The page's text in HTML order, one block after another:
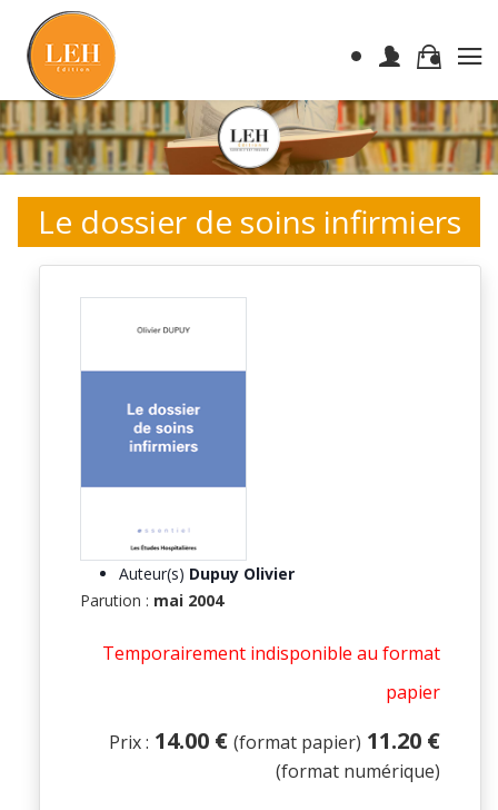
Le dossier de soins infirmiers
Auteur(s) Dupuy Olivier
Parution : mai 2004
Temporairement indisponible au format
papier
Prix : 14.00 € (format papier) 11.20 €
(format numérique)